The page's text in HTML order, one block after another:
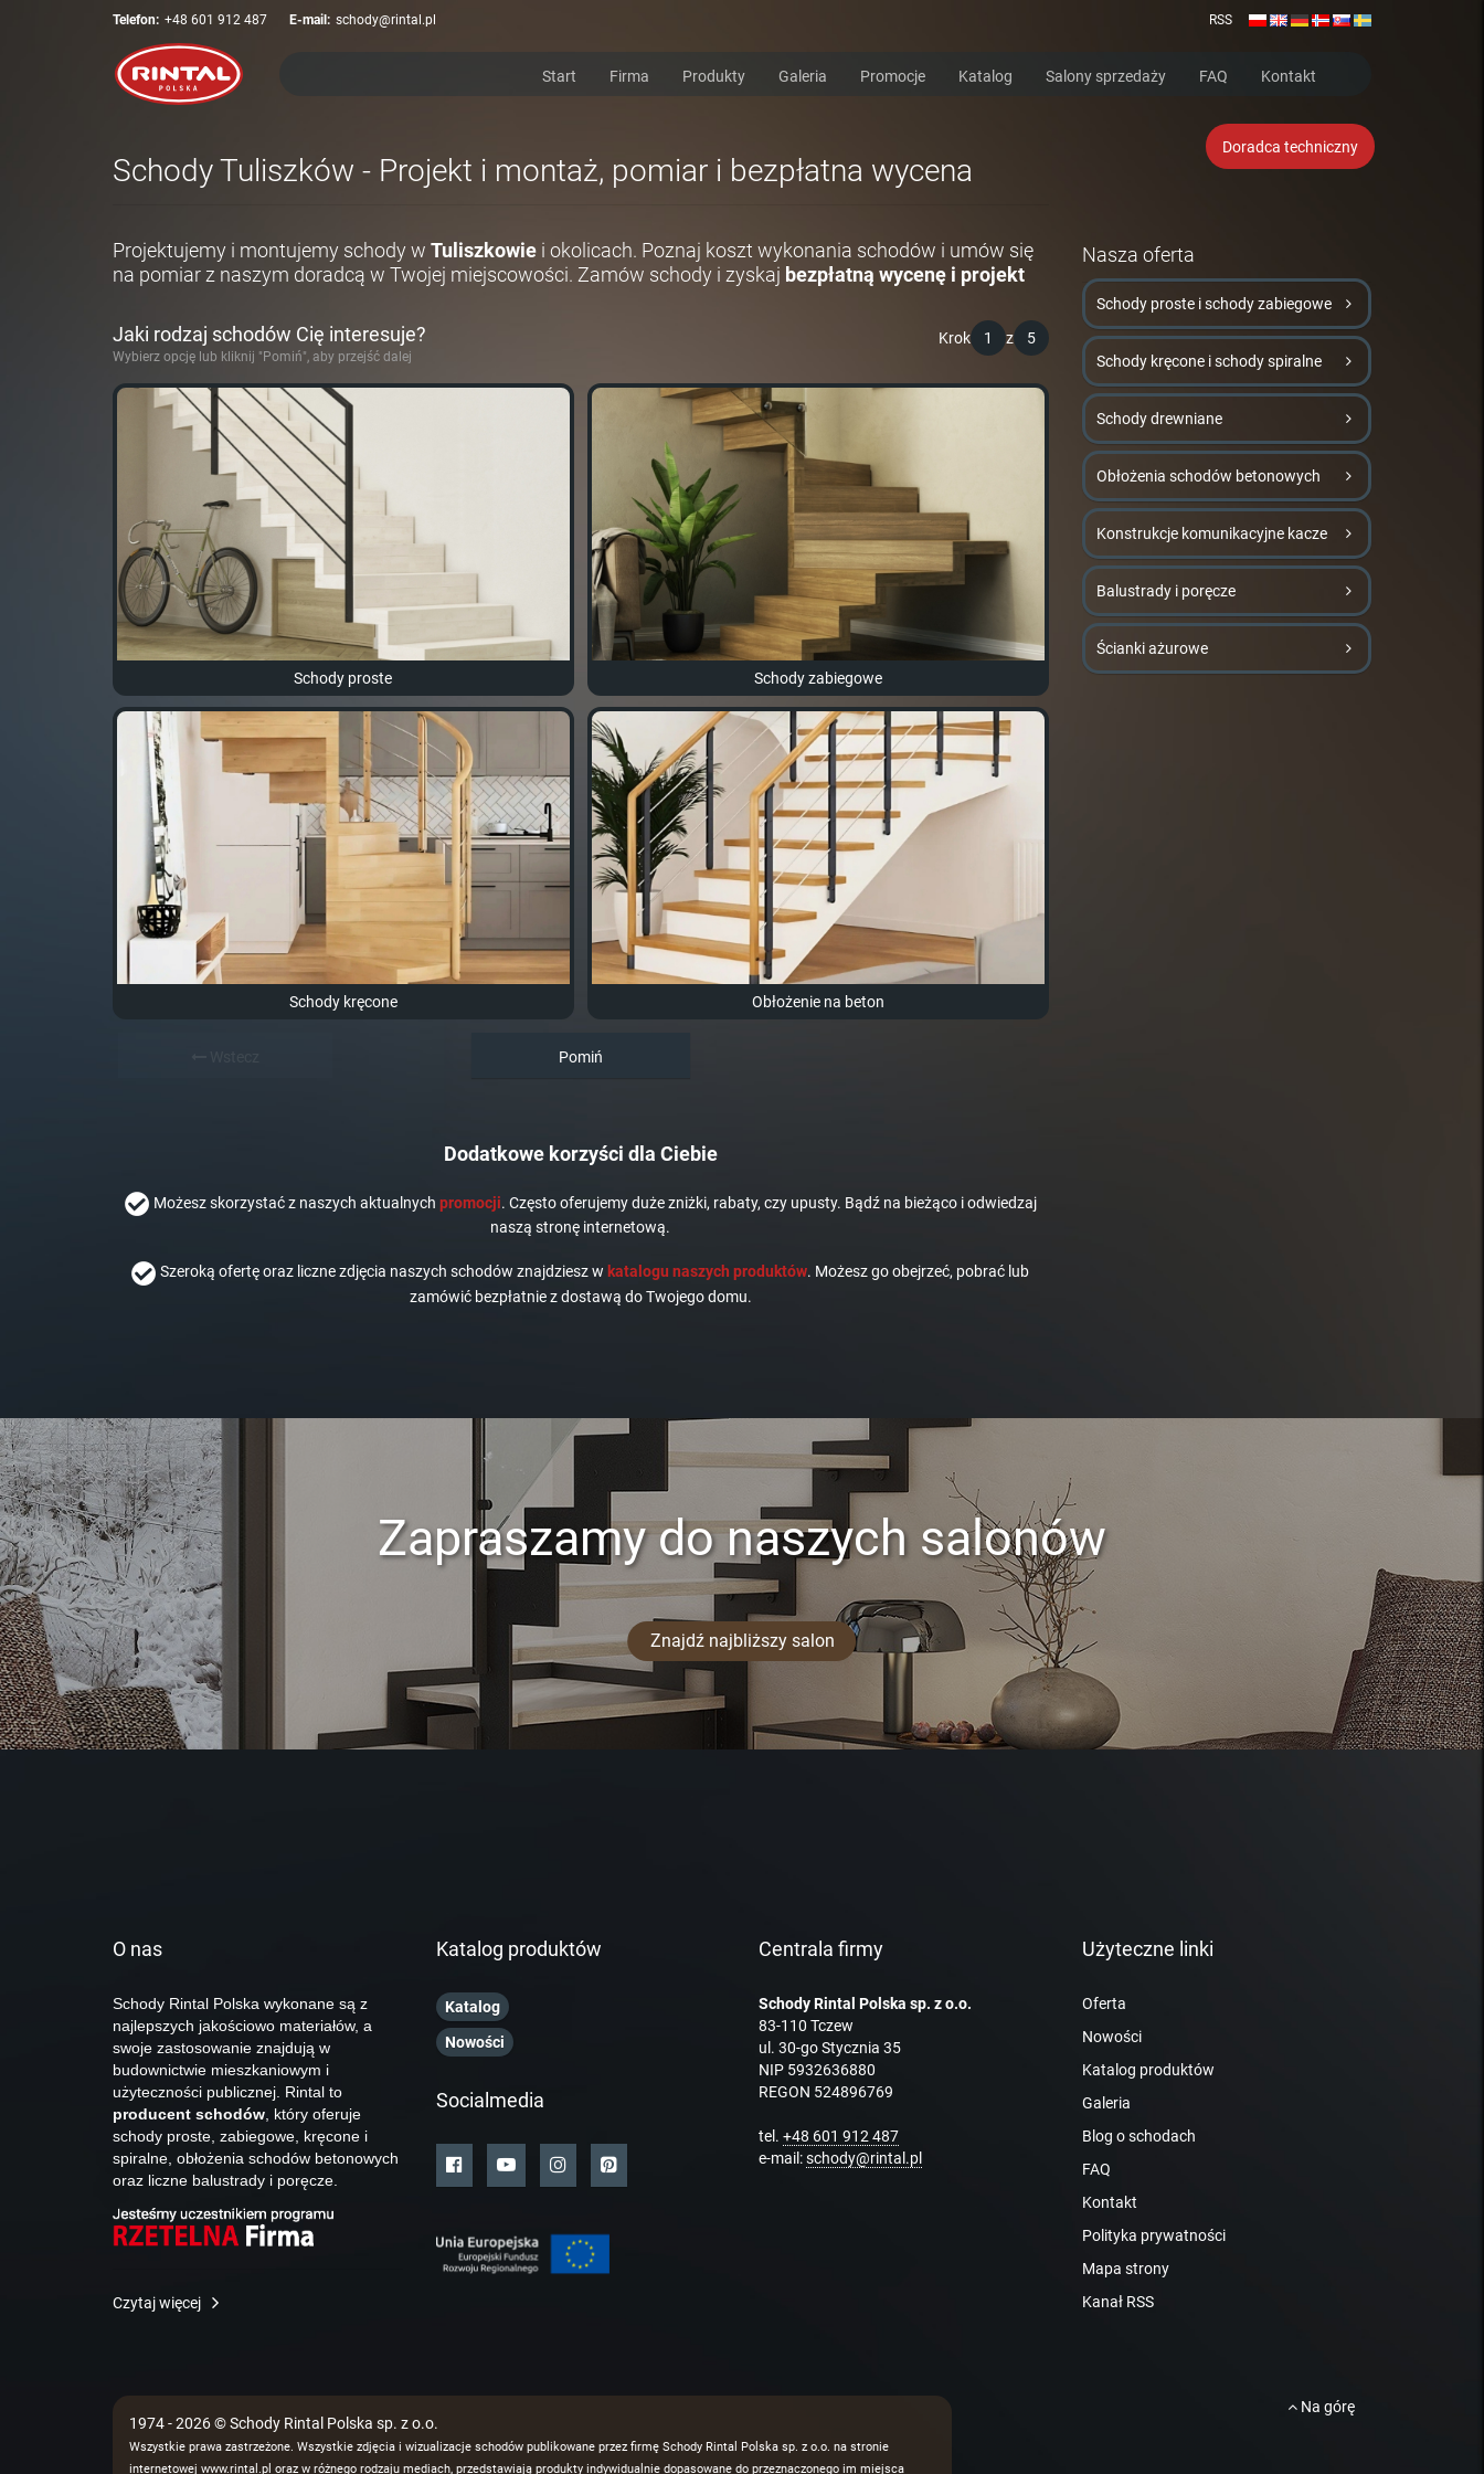
Telefon: +48 601 912 487 E-mail: schody@rintal.pl RSS
Start Firma Produkty Galeria Promocje Katalog Salony sprzedaży FAQ Kontakt
Doradca techniczny
Schody Tuliszków - Projekt i montaż, pomiar i bezpłatna wycena
Projektujemy i montujemy schody w Tuliszkowie i okolicach. Poznaj koszt wykonania schodów i umów się
na pomiar z naszym doradcą w Twojej miejscowości. Zamów schody i zyskaj bezpłatną wycenę i projekt
Krok 1 z 5
Jaki rodzaj schodów Cię interesuje?
Wybierz opcję lub kliknij "Pomiń", aby przejść dalej
Schody proste Schody zabiegowe
Schody kręcone Obłożenie na beton
Pomiń
Dodatkowe korzyści dla Ciebie
Możesz skorzystać z naszych aktualnych promocji. Często oferujemy duże zniżki, rabaty, czy upusty. Bądź na bieżąco i odwiedzaj
naszą stronę internetową.
Szeroką ofertę oraz liczne zdjęcia naszych schodów znajdziesz w katalogu naszych produktów. Możesz go obejrzeć, pobrać lub
zamówić bezpłatnie z dostawą do Twojego domu.
Nasza oferta
Schody proste i schody zabiegowe
Schody kręcone i schody spiralne
Schody drewniane
Obłożenia schodów betonowych
Konstrukcje komunikacyjne kacze
Balustrady i poręcze
Ścianki ażurowe
Zapraszamy do naszych salonów
Znajdź najbliższy salon
O nas
Schody Rintal Polska wykonane są z
najlepszych jakościowo materiałów, a
swoje zastosowanie znajdują w
budownictwie mieszkaniowym i
użyteczności publicznej. Rintal to
producent schodów , który oferuje
schody proste, zabiegowe, kręcone i
spiralne, obłożenia schodów betonowych
oraz liczne balustrady i poręcze.
Czytaj więcej
Katalog produktów
Katalog
Nowości
Socialmedia
Centrala firmy
Schody Rintal Polska sp. z o.o.
83-110 Tczew
ul. 30-go Stycznia 35
NIP 5932636880
REGON 524896769
tel. +48 601 912 487
e-mail:schody@rintal.pl
Użyteczne linki
Oferta
Nowości
Katalog produktów
Galeria
Blog o schodach
FAQ
Kontakt
Polityka prywatności
Mapa strony
Kanał RSS
1974 - 2026 © Schody Rintal Polska sp. z o.o.
Wszystkie prawa zastrzeżone. Wszystkie zdjęcia i wizualizacje schodów publikowane przez firmę Schody Rintal Polska sp. z o.o. na stronie
internetowej www.rintal.pl oraz w różnego rodzaju mediach, przedstawiają produkty indywidualnie dopasowane do przeznaczonego im miejsca
Na górę